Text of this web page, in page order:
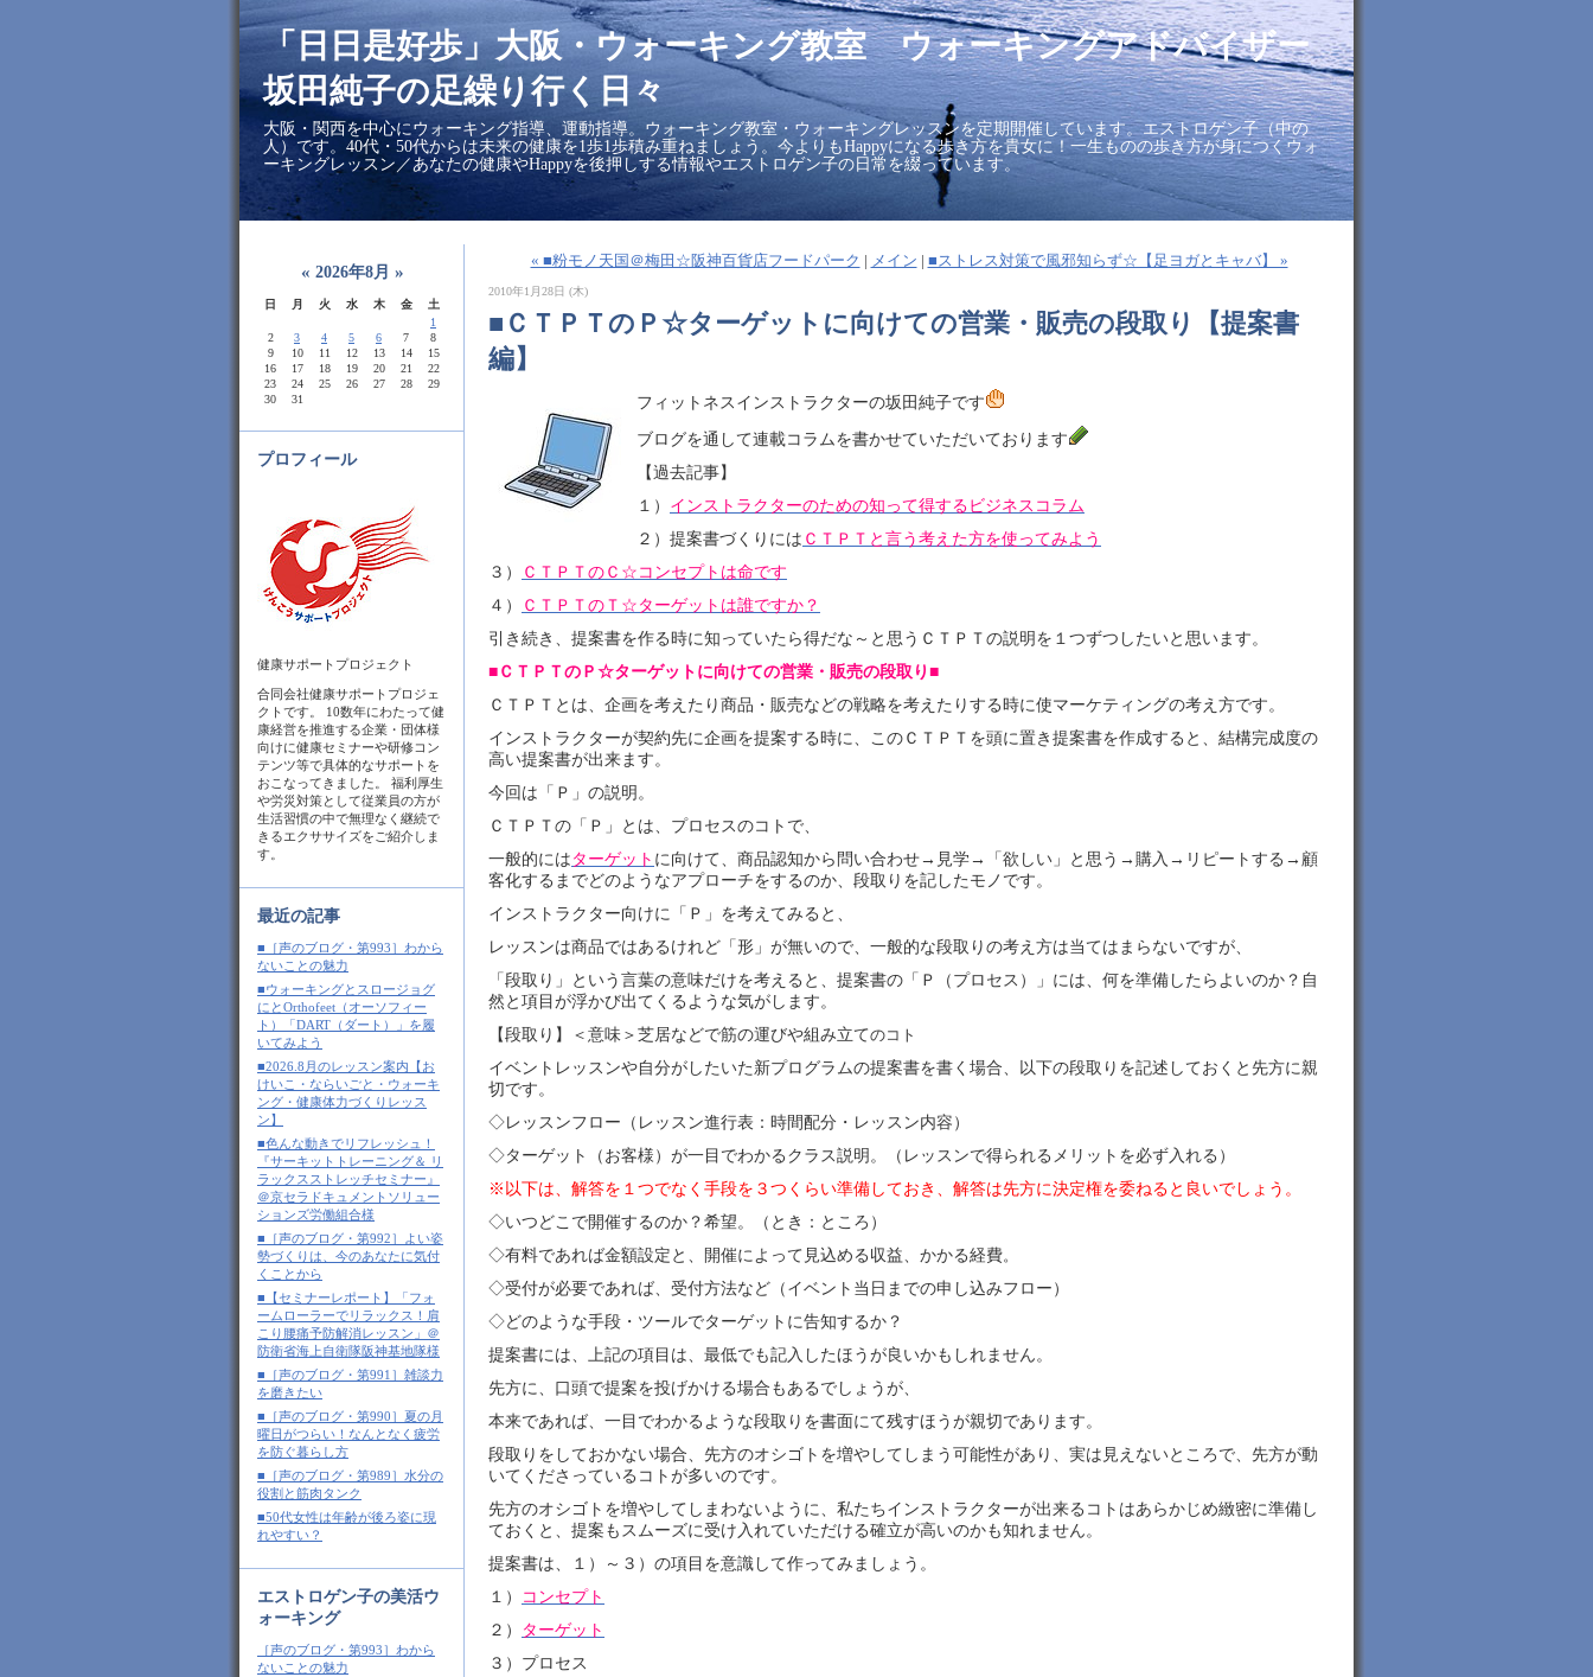
「日日是好歩」大阪・ウォーキング教室 ウォーキングアドバイザー
坂田純子の足繰り行く日々
大阪・関西を中心にウォーキング指導、運動指導。ウォーキング教室・ウォーキングレッスンを定期開催しています。エストロゲン子（中の
人）です。40代・50代からは未来の健康を1歩1歩積み重ねましょう。今よりもHappyになる歩き方を貴女に！一生ものの歩き方が身につくウォ
ーキングレッスン／あなたの健康やHappyを後押しする情報やエストロゲン子の日常を綴っています。
« 2026年8月 »
日 月 火 水 木 金
土
1
2
3 4 5 6 7
8
9
10 11 12 13 14
15
16
17 18 19 20 21
22
23
24 25 26 27 28
29
30
31
プロフィール
健康サポートプロジェクト
合同会社健康サポートプロジェ
クトです。 10数年にわたって健
康経営を推進する企業・団体様
向けに健康セミナーや研修コン
テンツ等で具体的なサポートを
おこなってきました。 福利厚生
や労災対策として従業員の方が
生活習慣の中で無理なく継続で
きるエクササイズをご紹介しま
す。
最近の記事
■［声のブログ・第993］わから
ないことの魅力
■ウォーキングとスロージョグ
にとOrthofeet（オーソフィー
ト）「DART（ダート）」を履
いてみよう
■2026.8月のレッスン案内【お
けいこ・ならいごと・ウォーキ
ング・健康体力づくりレッス
ン】
■色んな動きでリフレッシュ！
『サーキットトレーニング＆ リ
ラックスストレッチセミナー』
＠京セラドキュメントソリュー
ションズ労働組合様
■［声のブログ・第992］よい姿
勢づくりは、今のあなたに気付
くことから
■【セミナーレポート】「フォ
ームローラーでリラックス！肩
こり腰痛予防解消レッスン」＠
防衛省海上自衛隊阪神基地隊様
■［声のブログ・第991］雑談力
を磨きたい
■［声のブログ・第990］夏の月
曜日がつらい！なんとなく疲労
を防ぐ暮らし方
■［声のブログ・第989］水分の
役割と筋肉タンク
■50代女性は年齢が後ろ姿に現
れやすい？
エストロゲン子の美活ウ
ォーキング
［声のブログ・第993］わから
ないことの魅力
« ■粉モノ天国＠梅田☆阪神百貨店フードパーク | メイン | ■ストレス対策で風邪知らず☆【足ヨガとキャバ】 »
2010年1月28日 (木)
■ＣＴＰＴのＰ☆ターゲットに向けての営業・販売の段取り【提案書
編】
フィットネスインストラクターの坂田純子です
ブログを通して連載コラムを書かせていただいております
【過去記事】
１） インストラクターのための知って得するビジネスコラム
２）提案書づくりには ＣＴＰＴと言う考えた方を使ってみよう
３）
ＣＴＰＴのＣ☆コンセプトは命です
４）
ＣＴＰＴのＴ☆ターゲットは誰ですか？
引き続き、提案書を作る時に知っていたら得だな～と思うＣＴＰＴの説明を１つずつしたいと思います。
■ＣＴＰＴのＰ☆ターゲットに向けての営業・販売の段取り■
ＣＴＰＴとは、企画を考えたり商品・販売などの戦略を考えたりする時に使マーケティングの考え方です。
インストラクターが契約先に企画を提案する時に、このＣＴＰＴを頭に置き提案書を作成すると、結構完成度の
高い提案書が出来ます。
今回は「Ｐ」の説明。
ＣＴＰＴの「Ｐ」とは、プロセスのコトで、
一般的には ターゲット に向けて、商品認知から問い合わせ→見学→「欲しい」と思う→購入→リピートする→顧
客化するまでどのようなアプローチをするのか、段取りを記したモノです。
インストラクター向けに「Ｐ」を考えてみると、
レッスンは商品ではあるけれど 「形」が無いので、一般的な段取りの考え方は当てはまらないですが、
「段取り」という言葉の意味だけを考えると、提案書の「Ｐ（プロセス）」には、何を準備したらよいのか？自
然と項目が浮かび出てくるような気がします。
【段取り】＜意味＞芝居などで筋の運びや組み立てのコト
イベントレッスンや自分がしたいた新プログラムの提案書を書く場合、以下の段取りを記述しておくと先方に親
切です。
◇レッスンフロー（レッスン進行表：時間配分・レッスン内容）
◇ターゲット（お客様）が一目でわかるクラス説明。（レッスンで得られるメリットを必ず入れる）
※以下は、解答を１つでなく手段を３つくらい準備しておき、解答は先方に決定権を委ねると良いでしょう。
◇いつどこで開催するのか？希望。（とき：ところ）
◇有料であれば金額設定と、開催によって見込める収益、かかる経費。
◇受付が必要であれば、受付方法など（イベント当日までの申し込みフロー）
◇どのような手段・ツールでターゲットに告知するか？
提案書には、上記の項目は、最低でも記入したほうが良いかもしれません。
先方に、口頭で提案を投げかける場合もあるでしょうが、
本来であれば、一目でわかるような段取りを書面にて残すほうが親切であります。
段取りをしておかない場合、先方のオシゴトを増やしてしまう可能性があり、実は見えないところで、先方が動
いてくださっているコトが多いのです。
先方のオシゴトを増やしてしまわないように、私たちインストラクターが出来るコトはあらかじめ緻密に準備し
ておくと、提案もスムーズに受け入れていただける確立が高いのかも知れません。
提案書は、１）～３）の項目を意識して作ってみましょう。
１）
コンセプト
２）
ターゲット
３）プロセス